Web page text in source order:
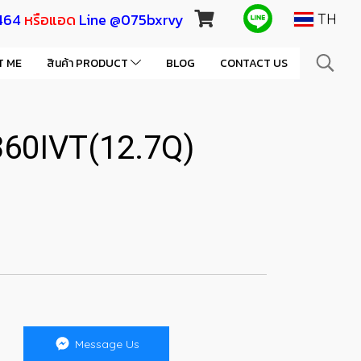
หรือแอด Line @075bxrvy TH
ME สินค้า PRODUCT BLOG CONTACT US
Message Us